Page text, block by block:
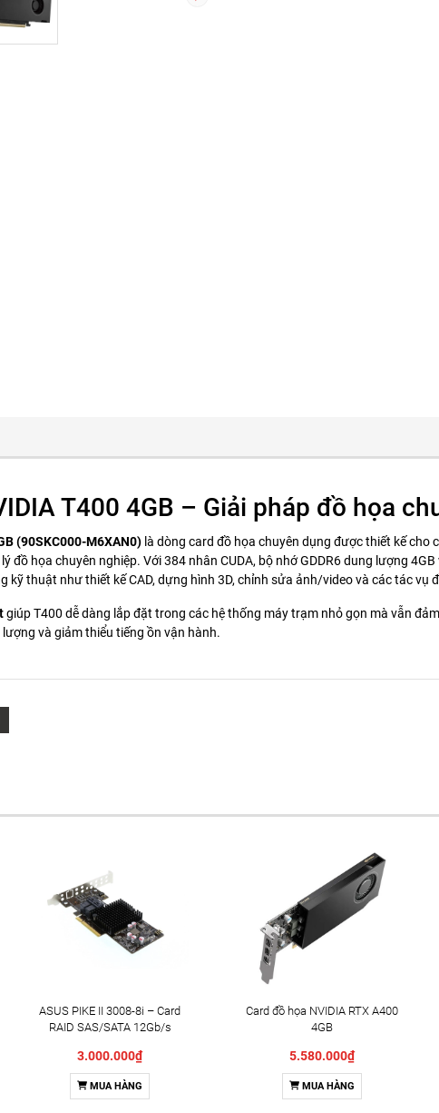
T400 4GB – Giải pháp đồ họa
(90SKC000-M6XAN0) là dòng card đồ họa chuyên dụng được thiết kế
đồ họa chuyên nghiệp. Với 384 nhân CUDA, bộ nhớ GDDR6 dung lượng
kỹ thuật như thiết kế CAD, dựng hình 3D, chỉnh sửa ảnh/video và các tác vụ
giúp T400 dễ dàng lắp đặt trong các hệ thống máy trạm nhỏ gọn mà vẫn
và giảm thiểu tiếng ồn vận hành.
ASUS PIKE II 3008-8i – Card
RAID SAS/SATA 12Gb/s
3.000.000₫
MUA HÀNG
Card đồ họa NVIDIA RTX A400
4GB
5.580.000₫
MUA HÀNG